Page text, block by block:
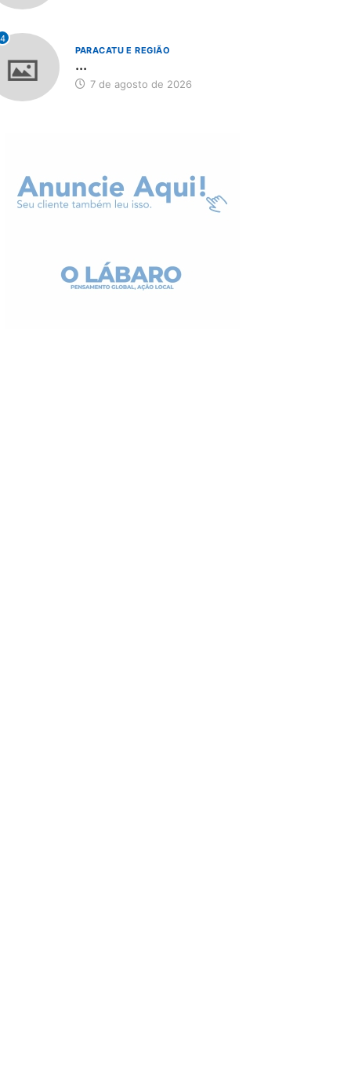
4
PARACATU E REGIÃO
...
7 de agosto de 2026